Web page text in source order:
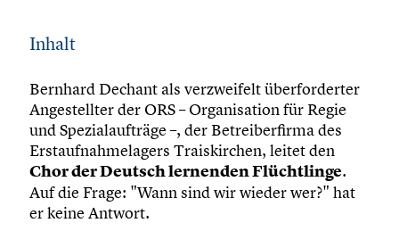
Inhalt
Bernhard Dechant als verzweifelt überforderter
Angestellter der ORS – Organisation für Regie
und Spezialaufträge –, der Betreiberfirma des
Erstaufnahmelagers Traiskirchen, leitet den
Chor der Deutsch lernenden Flüchtlinge.
Auf die Frage: "Wann sind wir wieder wer?" hat
er keine Antwort.